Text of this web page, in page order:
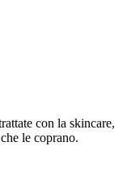
con la skincare,
le coprano.